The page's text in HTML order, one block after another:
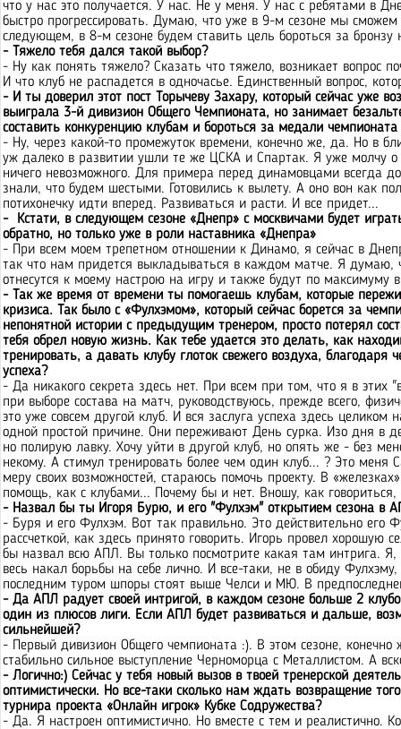
что у нас это получается. У нас. Не у меня. У нас с ребятами в
быстро прогрессировать. Думаю, что уже в 9-м сезоне мы
следующем, в 8-м сезоне будем ставить цель бороться за бронзу
- Тяжело тебя дался такой выбор?
- Ну как понять тяжело? Сказать что тяжело, возникает вопрос
И что клуб не распадется в одночасье. Единственный вопрос,
- И ты доверил этот пост Торычеву Захару, который сейчас уже
выиграла 3-й дивизион Общего Чемпионата, но занимает
составить конкуренцию клубам и бороться за медали
- Ну, через какой-то промежуток времени, конечно же, да. Но в
уж далеко в развитии ушли те же ЦСКА и Спартак. Я уже молчу
ничего невозможного. Для примера перед динамовцами всегда
знали, что будем шестыми. Готовились к вылету. А оно вон как
потихонечку идти вперед. Развиваться и расти. И все придет...
- Кстати, в следующем сезоне «Днепр» с москвичами будет
обратно, но только уже в роли наставника «Днепра»
- При всем моем трепетном отношении к Динамо, я сейчас в
так что нам придется выкладываться в каждом матче. Я думаю,
отнесутся к моему настрою на игру и также будут по максимуму
- Так же время от времени ты помогаешь клубам, которые
кризиса. Так было с «Фулхэмом», который сейчас борется за
непонятной истории с предыдущим тренером, просто потерял
тебя обрел новую жизнь. Как тебе удается это делать, как
тренировать, а давать клубу глоток свежего воздуха, благодаря
успеха?
- Да никакого секрета здесь нет. При всем при том, что я в этих
при выборе состава на матч, руководствуюсь, прежде всего,
это уже совсем другой клуб. И вся заслуга успеха здесь
одной простой причине. Они переживают День сурка. Изо дня в
но полирую лавку. Хочу уйти в другой клуб, но опять же - без
некому. А стимул тренировать более чем один клуб... ? Это меня
меру своих возможностей, стараюсь помочь проекту. В
помощь, как с клубами... Почему бы и нет. Вношу, как
- Назвал бы ты Игоря Бурю, и его "Фулхэм" открытием сезона в
- Буря и его Фулхэм. Вот так правильно. Это действительно его
рассчеткой, как здесь принято говорить. Игорь провел
бы назвал всю АПЛ. Вы только посмотрите какая там интрига.
весь накал борьбы на себе лично. И все-таки, не в обиду
последним туром шпоры стоят выше Челси и МЮ. В
- Да АПЛ радует своей интригой, в каждом сезоне больше 2
один из плюсов лиги. Если АПЛ будет развиваться и дальше,
сильнейшей?
- Первый дивизион Общего чемпионата :). В этом сезоне,
стабильно сильное выступление Черноморца с Металлистом. А
- Логично:) Сейчас у тебя новый вызов в твоей тренерской
оптимистически. Но все-таки сколько нам ждать возвращение
турнира проекта «Онлайн игрок» Кубке Содружества?
- Да. Я настроен оптимистично. Но вместе с тем и реалистично.